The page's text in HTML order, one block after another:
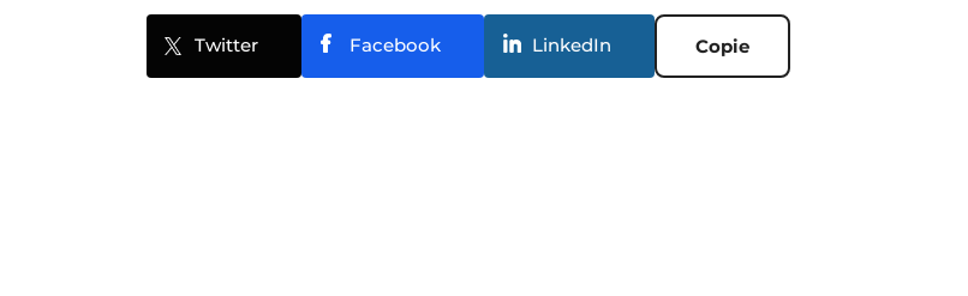
Twitter Facebook LinkedIn Copie